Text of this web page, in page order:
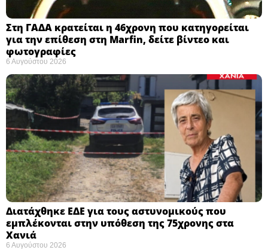
Στη ΓΑΔΑ κρατείται η 46χρονη που κατηγορείται
για την επίθεση στη Marfin, δείτε βίντεο και
φωτογραφίες
6 Αυγούστου 2026
Διατάχθηκε ΕΔΕ για τους αστυνομικούς που
εμπλέκονται στην υπόθεση της 75χρονης στα
Χανιά
6 Αυγούστου 2026